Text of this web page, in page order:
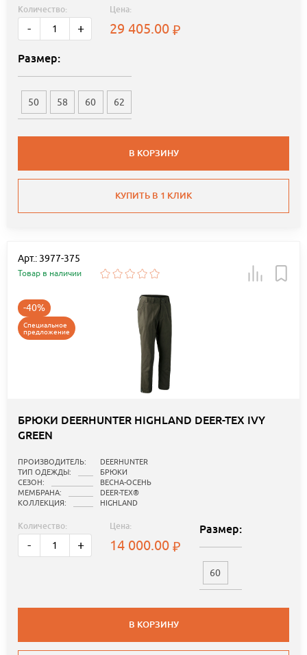
Количество:
- +
Цена:
29 405.00
Размер:
50 58 60 62
В КОРЗИНУ
КУПИТЬ В 1 КЛИК
Арт.: 3977-375
Товар в наличии
-40%
Специальное
предложение
БРЮКИ DEERHUNTER HIGHLAND DEER-TEX IVY
GREEN
ПРОИЗВОДИТЕЛЬ:
DEERHUNTER
ТИП ОДЕЖДЫ:
БРЮКИ
СЕЗОН:
ВЕСНА-ОСЕНЬ
МЕМБРАНА:
DEER-TEX®
КОЛЛЕКЦИЯ:
HIGHLAND
Количество:
- +
Цена:
14 000.00
Размер:
60
В КОРЗИНУ